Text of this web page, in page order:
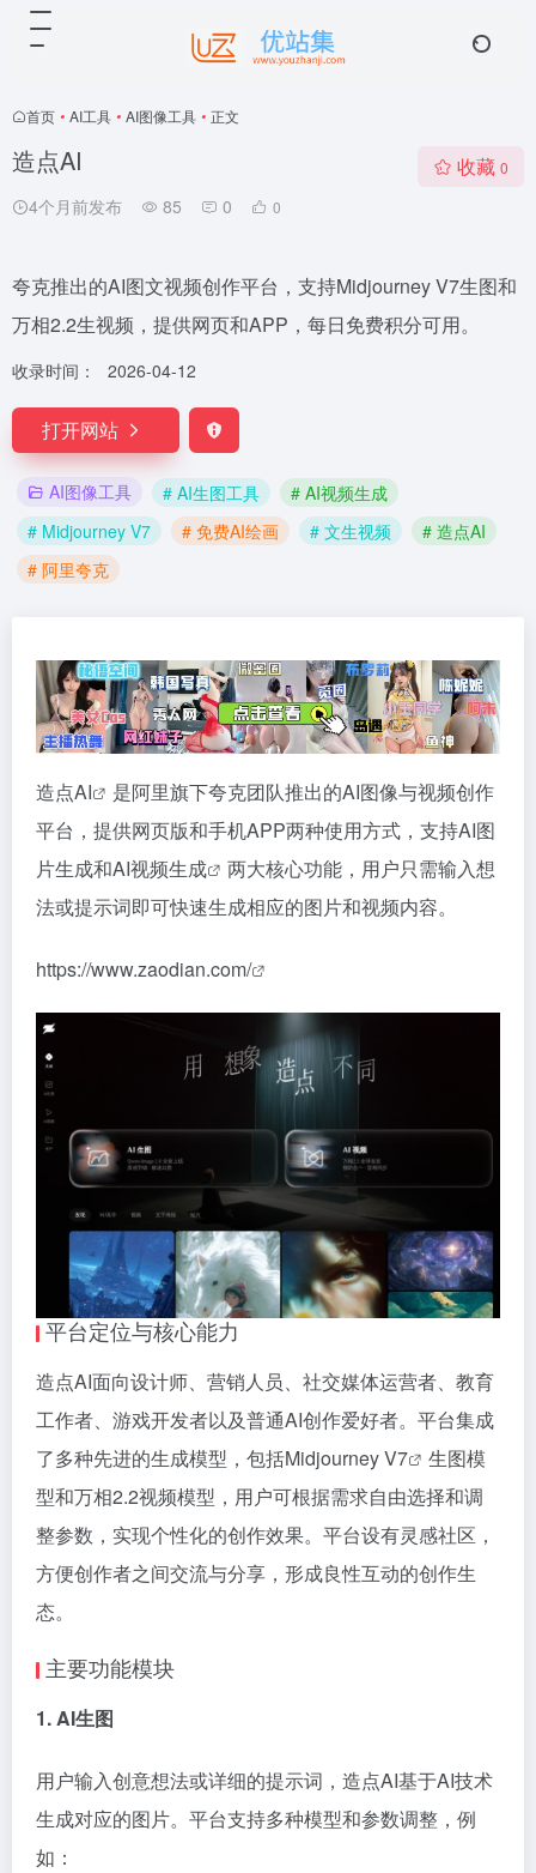
首页 • AI工具 • AI图像工具 • 正文
造点AI
4个月前发布 85 0 0
收藏 0
夸克推出的AI图文视频创作平台，支持Midjourney V7生图和
万相2.2生视频，提供网页和APP，每日免费积分可用。
收录时间： 2026-04-12
打开网站
AI图像工具 # AI生图工具
# AI视频生成
# Midjourney V7
# 免费AI绘画 # 文生视频
# 造点AI
# 阿里夸克
造点AI
是阿里旗下夸克团队推出的AI图像与视频创作
平台，提供网页版和手机APP两种使用方式，支持AI图
片生成和AI视频生成
两大核心功能，用户只需输入想
法或提示词即可快速生成相应的图片和视频内容。
https://www.zaodian.com/
平台定位与核心能力
造点AI面向设计师、营销人员、社交媒体运营者、教育
工作者、游戏开发者以及普通AI创作爱好者。平台集成
了多种先进的生成模型，包括Midjourney V7
生图模
型和万相2.2视频模型，用户可根据需求自由选择和调
整参数，实现个性化的创作效果。平台设有灵感社区，
方便创作者之间交流与分享，形成良性互动的创作生
态。
主要功能模块
1. AI生图
用户输入创意想法或详细的提示词，造点AI基于AI技术
生成对应的图片。平台支持多种模型和参数调整，例
如：